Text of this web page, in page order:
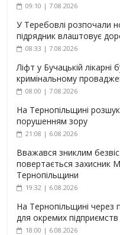
09:10 | 7.08.2026
У Теребовлі розпочали
підрядник влаштовує
08:33 | 7.08.2026
Ліфт у Бучацькій
кримінальному
08:00 | 7.08.2026
На Тернопільщині
порушенням зору
21:08 | 6.08.2026
Вважався зниклим
повертається захисник
Тернопільщини
19:32 | 6.08.2026
На Тернопільщині через
для окремих підприємств
18:00 | 6.08.2026